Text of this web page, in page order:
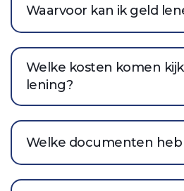
Waarvoor kan ik geld
Welke kosten komen
lening?
Welke documenten heb